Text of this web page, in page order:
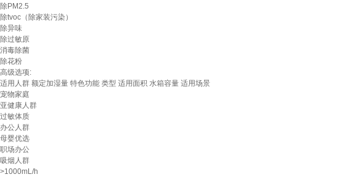
除PM2.5
除tvoc（除家装污染）
除异味
除过敏原
消毒除菌
除花粉
高级选项:
适用人群 额定加湿量 特色功能 类型 适用面积 水箱容量 适用场景
宠物家庭
亚健康人群
过敏体质
办公人群
母婴优选
职场办公
吸烟人群
>1000mL/h